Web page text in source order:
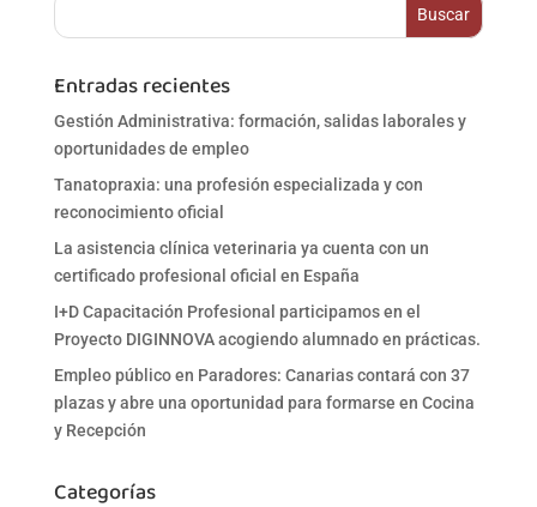
Entradas recientes
Gestión Administrativa: formación, salidas laborales y
oportunidades de empleo
Tanatopraxia: una profesión especializada y con
reconocimiento oficial
La asistencia clínica veterinaria ya cuenta con un
certificado profesional oficial en España
I+D Capacitación Profesional participamos en el
Proyecto DIGINNOVA acogiendo alumnado en prácticas.
Empleo público en Paradores: Canarias contará con 37
plazas y abre una oportunidad para formarse en Cocina
y Recepción
Categorías